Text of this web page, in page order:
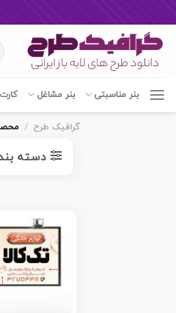
content
بنر مناسبتی بنر مشاغل
گرافیک طرح /
دسته